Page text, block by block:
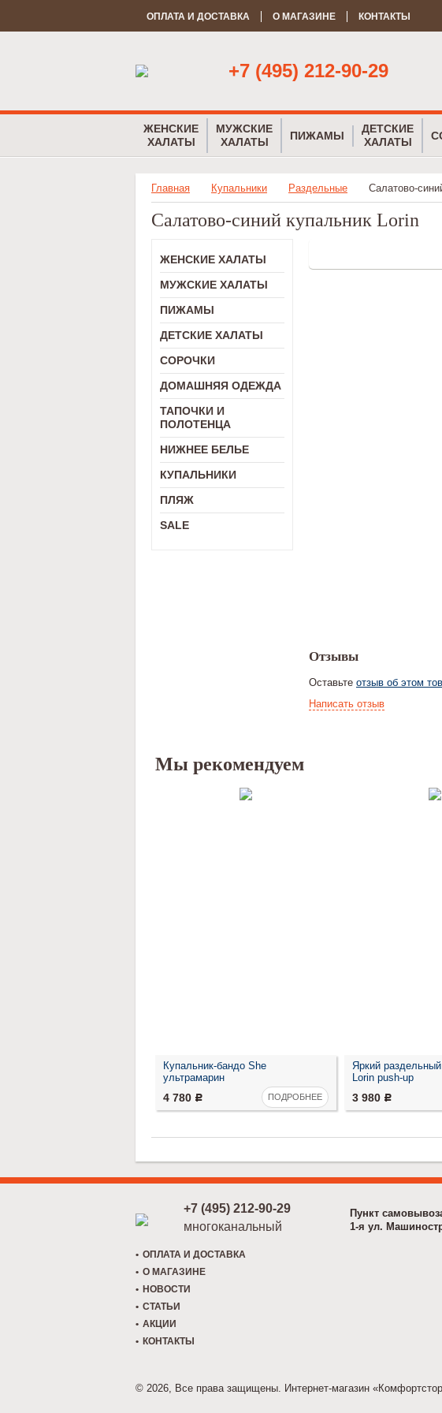
ОПЛАТА И ДОСТАВКА О МАГАЗИНЕ КОНТАКТЫ
+7 (495) 212-90-29
ЖЕНСКИЕ
ХАЛАТЫ
МУЖСКИЕ
ХАЛАТЫ
ПИЖАМЫ
ДЕТСКИЕ
ХАЛАТЫ
Главная Купальники Раздельные Салатово-
Салатово-синий купальник Lorin
ЖЕНСКИЕ ХАЛАТЫ
МУЖСКИЕ ХАЛАТЫ
ПИЖАМЫ
ДЕТСКИЕ ХАЛАТЫ
СОРОЧКИ
ДОМАШНЯЯ ОДЕЖДА
ТАПОЧКИ И
ПОЛОТЕНЦА
НИЖНЕЕ БЕЛЬЕ
КУПАЛЬНИКИ
ПЛЯЖ
SALE
Отзывы
Оставьте отзыв об этом
Написать отзыв
Мы рекомендуем
Купальник-бандо She
ультрамарин
4 780 Р ПОДРОБНЕЕ
Яркий
Lorin push-up
3 980 Р
+7 (495) 212-90-29
многоканальный
Пункт
1-я ул.
ОПЛАТА И ДОСТАВКА
О МАГАЗИНЕ
НОВОСТИ
СТАТЬИ
АКЦИИ
КОНТАКТЫ
© 2026, Все права защищены. Интернет-магазин